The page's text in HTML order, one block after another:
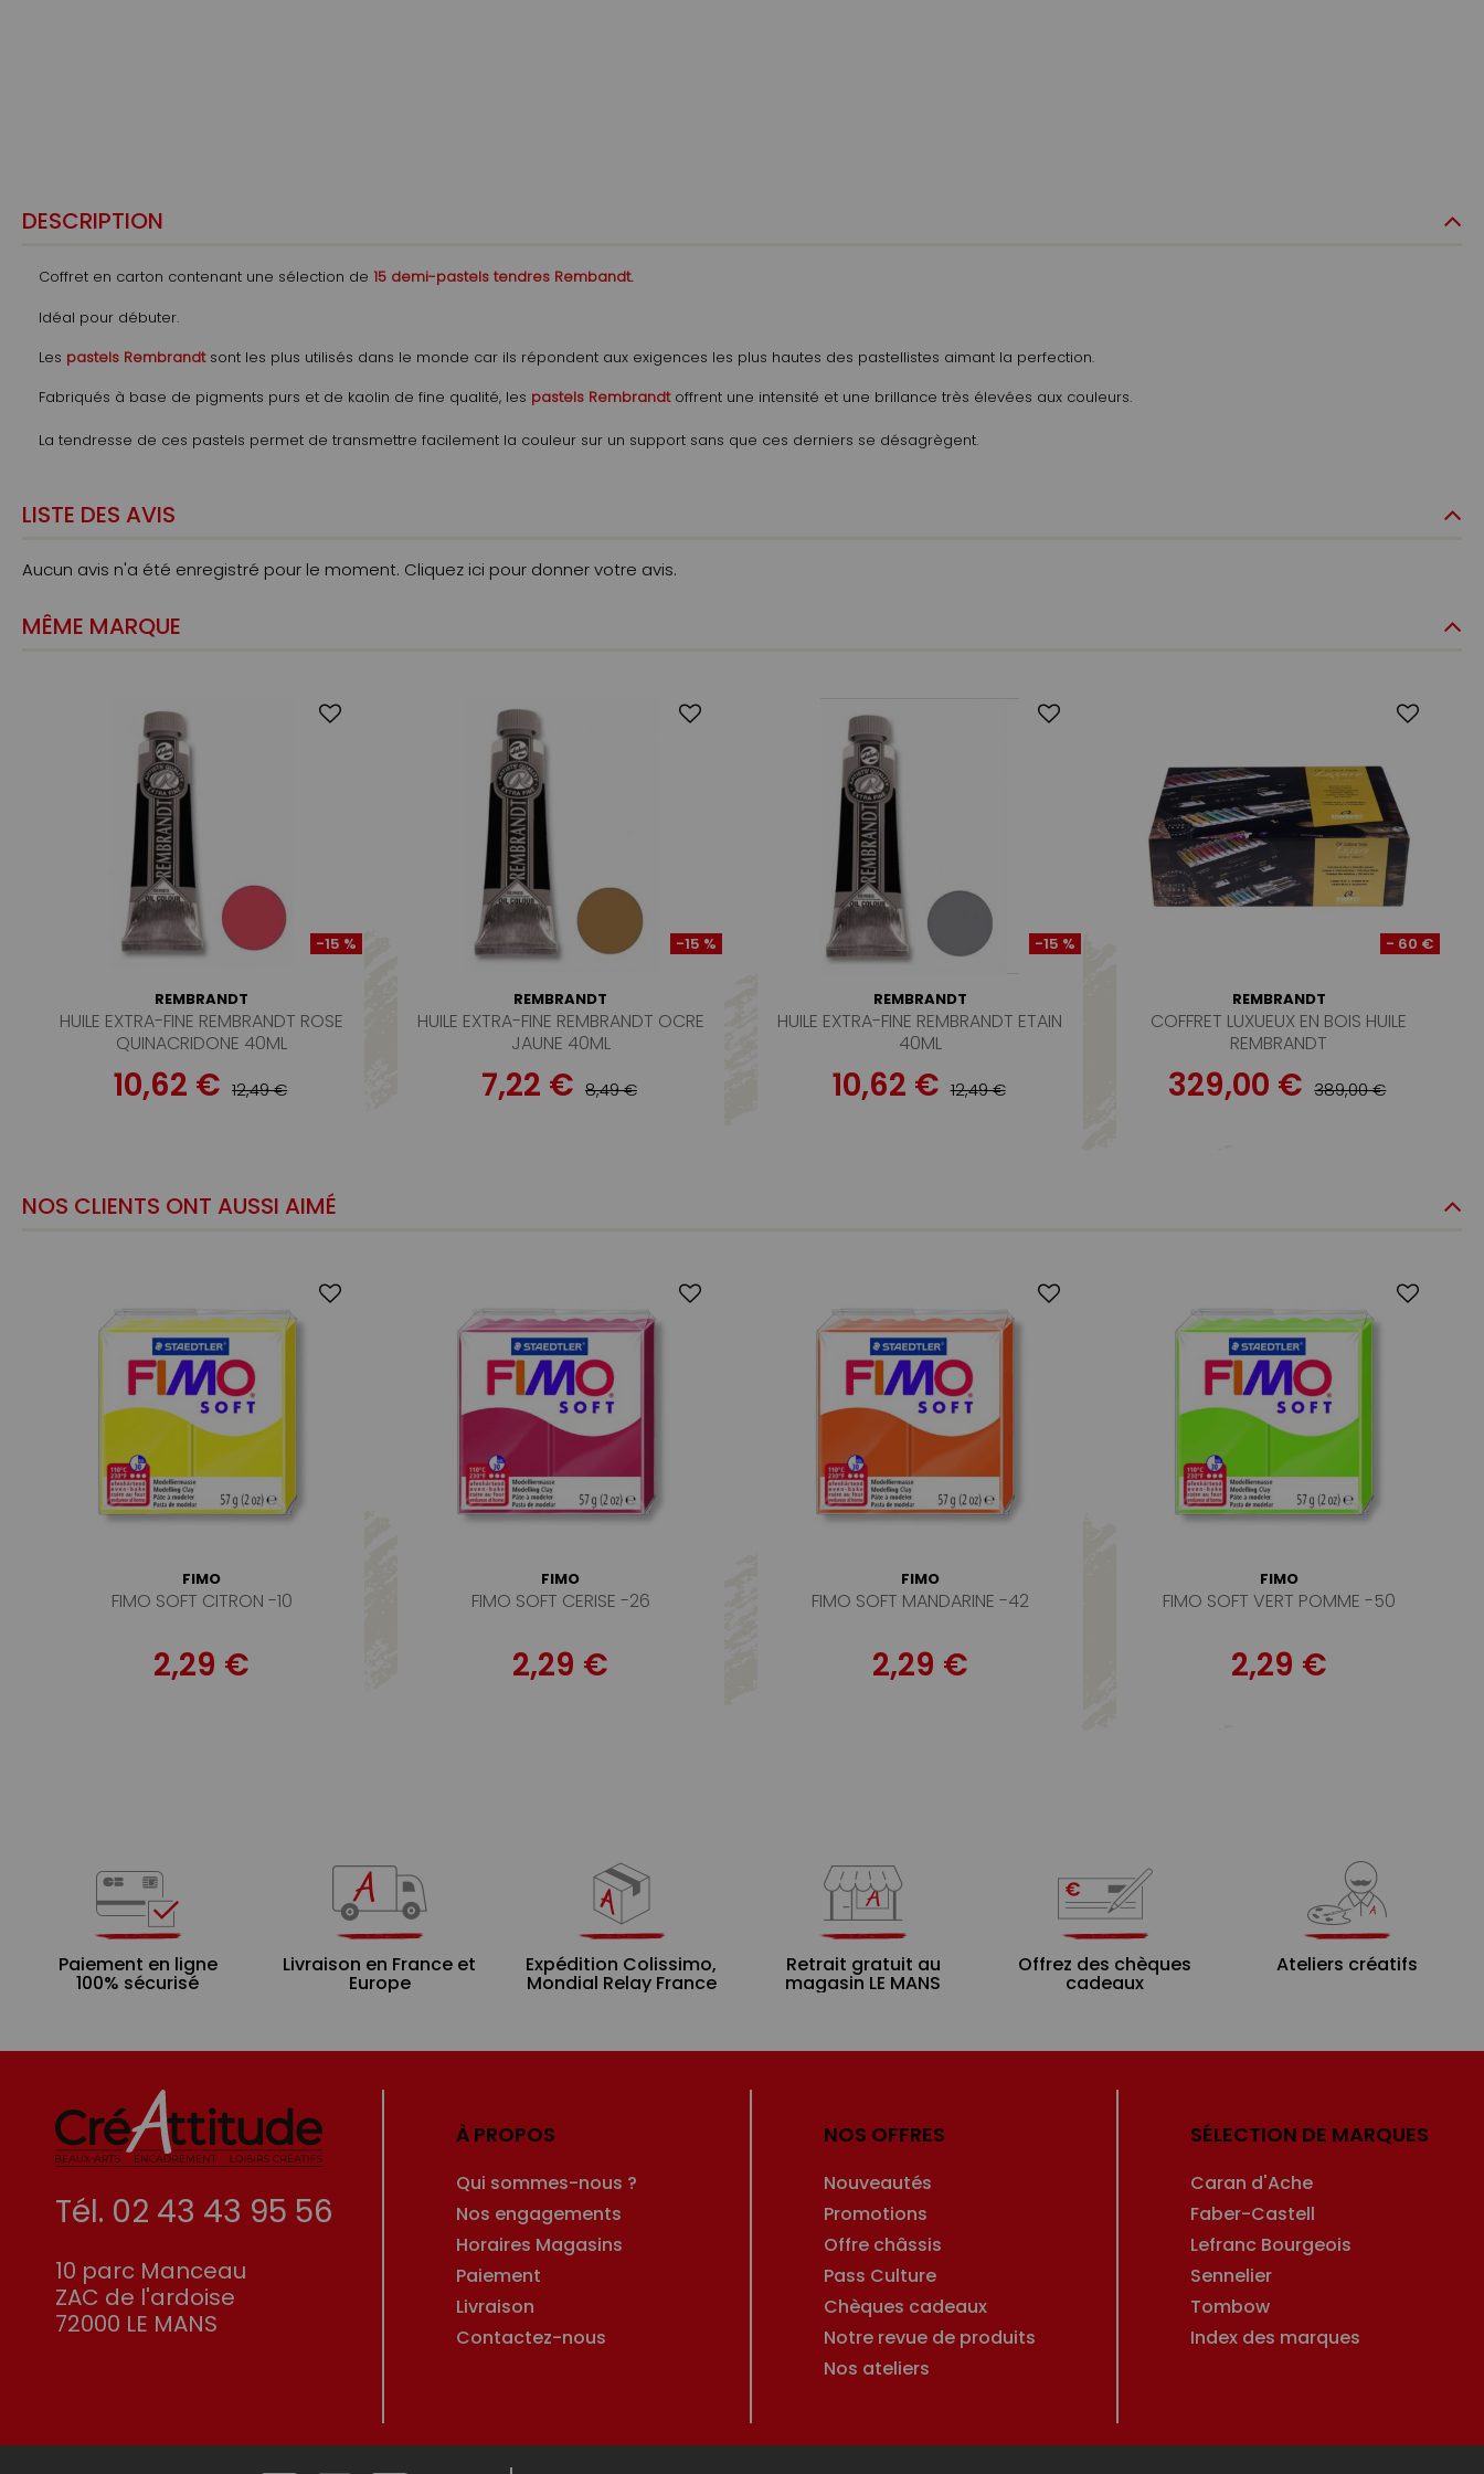
DESCRIPTION
Coffret en carton contenant une sélection de 15 demi-pastels tendres Rembandt.
Idéal pour débuter.
Les pastels Rembrandtsont les plus utilisés dans le monde car ils répondent aux exigences les plus hautes des pastellistes aimant la perfection.
Fabriqués à base de pigments purs et de kaolin de fine qualité, les pastels Rembrandtoffrent une intensité et une brillance très élevées aux couleurs.
La tendresse de ces pastels permet de transmettre facilement la couleur sur un support sans que ces derniers se désagrègent.
LISTE DES AVIS
Aucun avis n'a été enregistré pour le moment. Cliquez ici pour donner votre avis.
MÊME MARQUE
-15 %
REMBRANDT
HUILE EXTRA-FINE REMBRANDT ROSE
QUINACRIDONE 40ML
10,62 € 12,49 €
-15 %
REMBRANDT
HUILE EXTRA-FINE REMBRANDT OCRE
JAUNE 40ML
7,22 € 8,49 €
-15 %
REMBRANDT
HUILE EXTRA-FINE REMBRANDT ETAIN
40ML
10,62 € 12,49 €
- 60 €
REMBRANDT
COFFRET LUXUEUX EN BOIS HUILE
REMBRANDT
329,00 € 389,00 €
NOS CLIENTS ONT AUSSI AIMÉ
FIMO
FIMO SOFT CITRON -10
2,29 €
FIMO
FIMO SOFT CERISE -26
2,29 €
FIMO
FIMO SOFT MANDARINE -42
2,29 €
FIMO
FIMO SOFT VERT POMME -50
2,29 €
Paiement en ligne
100% sécurisé
Livraison en France et
Europe
Expédition Colissimo,
Mondial Relay France
Retrait gratuit au
magasin LE MANS
Offrez des chèques
cadeaux
Ateliers créatifs
Tél. 02 43 43 95 56
10 parc Manceau
ZAC de l'ardoise
72000 LE MANS
À PROPOS
Qui sommes-nous ?
Nos engagements
Horaires Magasins
Paiement
Livraison
Contactez-nous
NOS OFFRES
Nouveautés
Promotions
Offre châssis
Pass Culture
Chèques cadeaux
Notre revue de produits
Nos ateliers
SÉLECTION DE MARQUES
Caran d'Ache
Faber-Castell
Lefranc Bourgeois
Sennelier
Tombow
Index des marques